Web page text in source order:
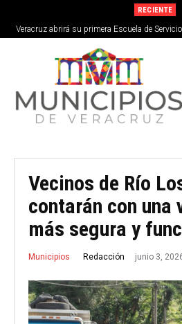
RECIENTE
Veracruz abrirá su primera Escuela de
de septiembre
Vecinos de Río
contarán con una
más segura y
Municipios Redacción junio 3,